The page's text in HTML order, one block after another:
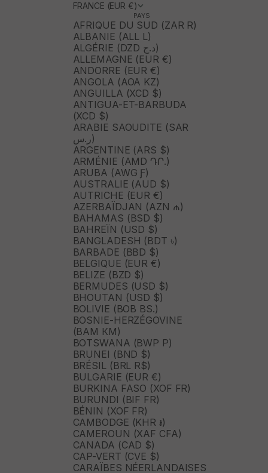
FRANCE (EUR €)
PAYS
AFRIQUE DU SUD (ZAR R)
ALBANIE (ALL L)
ALGÉRIE (DZD د.ج)
ALLEMAGNE (EUR €)
ANDORRE (EUR €)
ANGOLA (AOA KZ)
ANGUILLA (XCD $)
ANTIGUA-ET-BARBUDA
(XCD $)
ARABIE SAOUDITE (SAR
ر.س)
ARGENTINE (ARS $)
ARMÉNIE (AMD ԴՐ.)
ARUBA (AWG Ƒ)
AUSTRALIE (AUD $)
AUTRICHE (EUR €)
AZERBAÏDJAN (AZN ₼)
BAHAMAS (BSD $)
BAHREÏN (USD $)
BANGLADESH (BDT ৳)
BARBADE (BBD $)
BELGIQUE (EUR €)
BELIZE (BZD $)
BERMUDES (USD $)
BHOUTAN (USD $)
BOLIVIE (BOB BS.)
BOSNIE-HERZÉGOVINE
(BAM КМ)
BOTSWANA (BWP P)
BRUNEI (BND $)
BRÉSIL (BRL R$)
BULGARIE (EUR €)
BURKINA FASO (XOF FR)
BURUNDI (BIF FR)
BÉNIN (XOF FR)
CAMBODGE (KHR ៛)
CAMEROUN (XAF CFA)
CANADA (CAD $)
CAP-VERT (CVE $)
CARAÏBES NÉERLANDAISES